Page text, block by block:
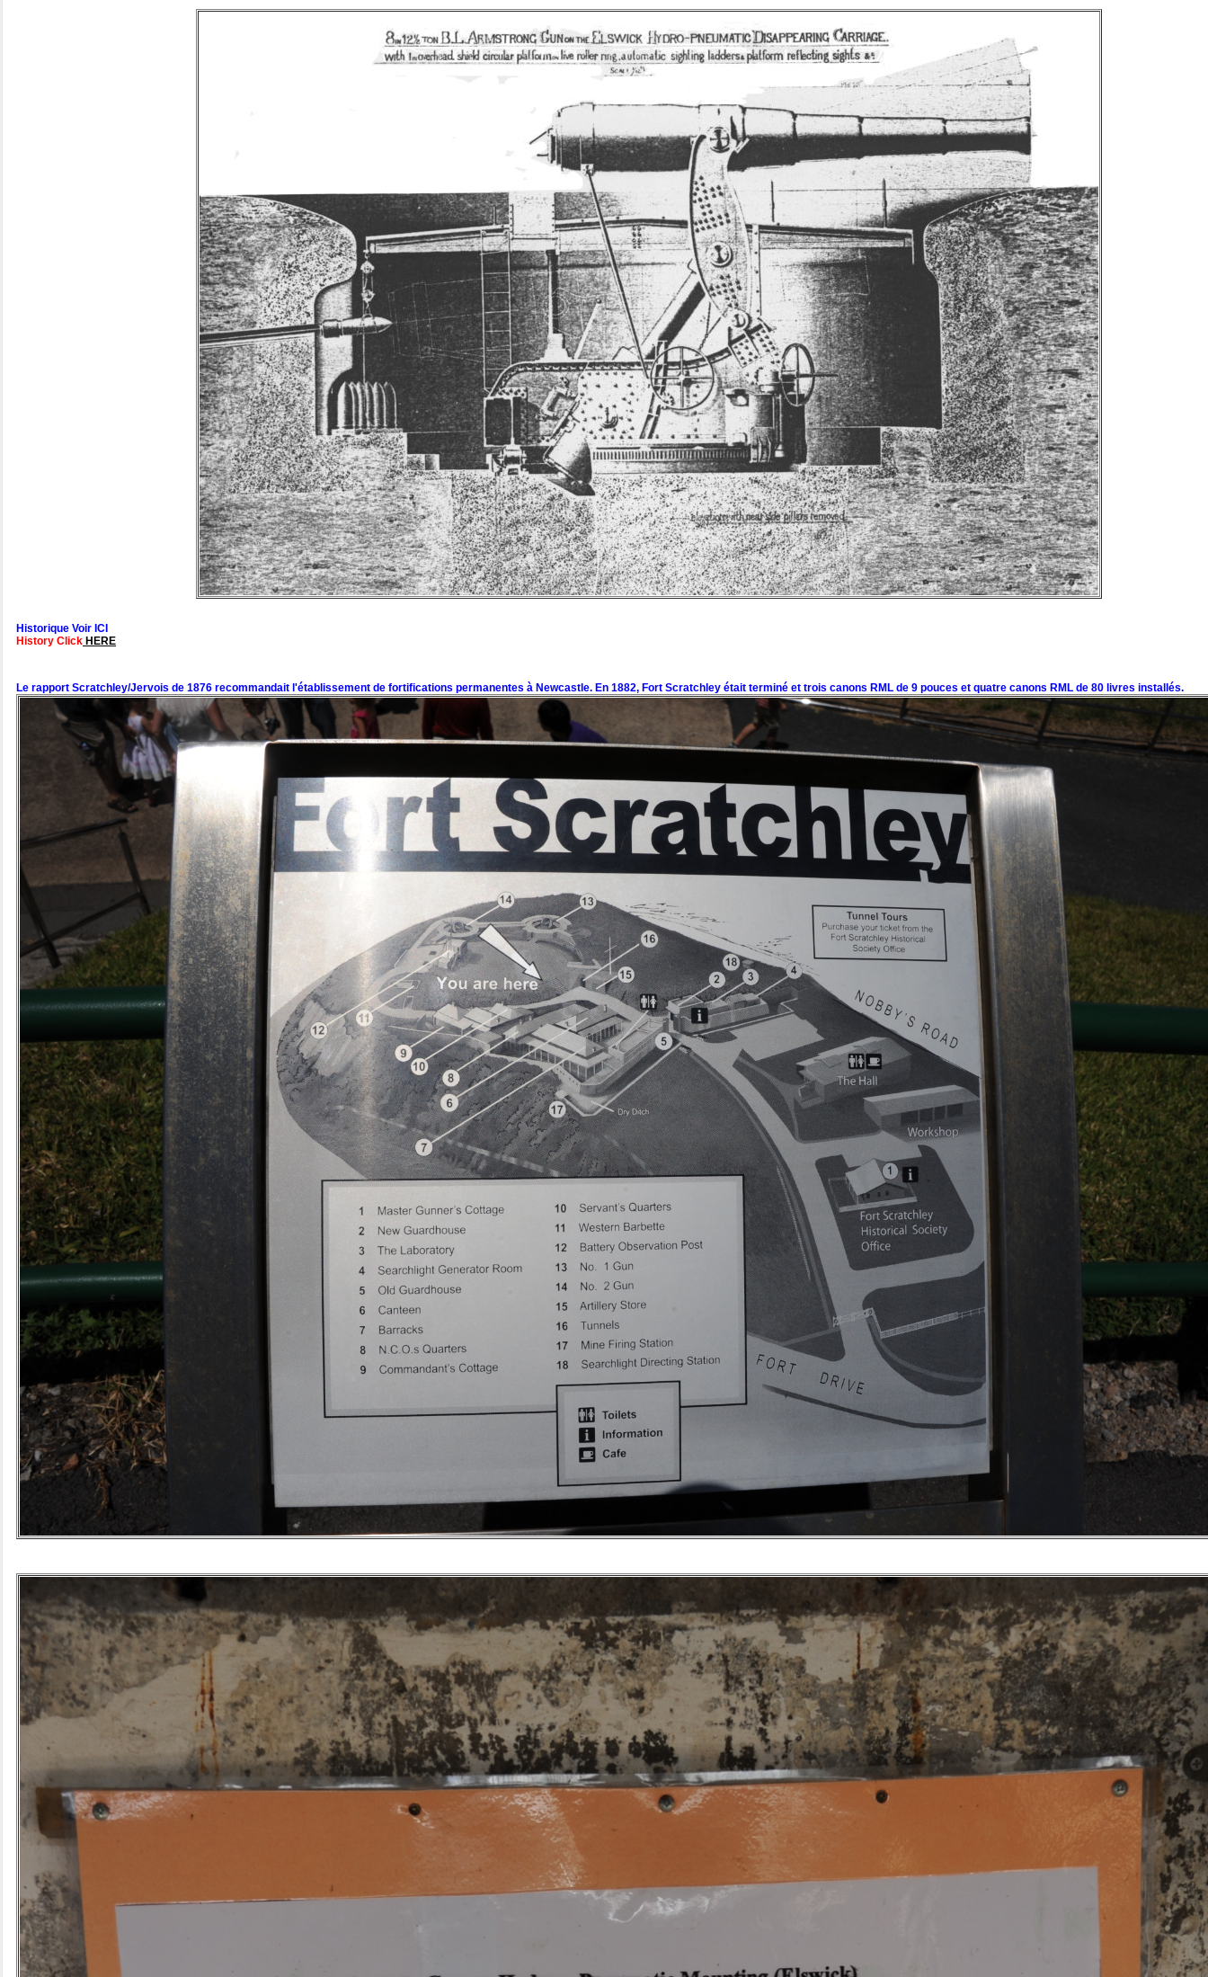
Historique Voir ICI
History Click HERE
Le rapport Scratchley/Jervois de 1876 recommandait l'établissement de fortifications permanentes à Newcastle. En 1882, Fort Scratchley était terminé et trois canons RML de 9 pouces et quatre canons RML de 80 livres installés.